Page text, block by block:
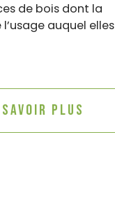
de bois dont la
auquel elles
savoir plus